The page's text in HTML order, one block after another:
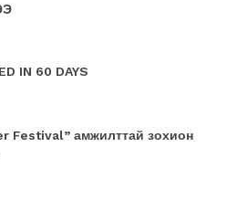
IN 60 DAYS
Festival” амжилттай зохион